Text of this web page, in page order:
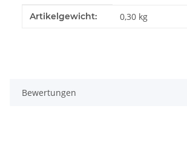
Produkteigenschaft
Wert
Artikelgewicht: 0,30 kg
Bewertungen